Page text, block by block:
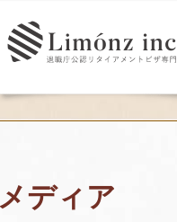
メディア